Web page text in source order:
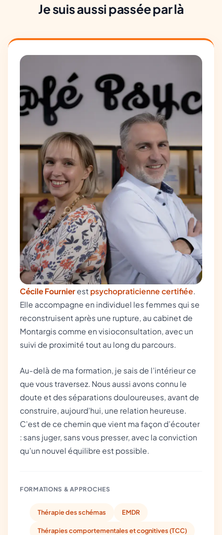
Je suis aussi passée par là
Cécile Fournier est psychopraticienne certifiée.
Elle accompagne en individuel les femmes qui se
reconstruisent après une rupture, au cabinet de
Montargis comme en visioconsultation, avec un
suivi de proximité tout au long du parcours.
Au-delà de ma formation, je sais de l’intérieur ce
que vous traversez. Nous aussi avons connu le
doute et des séparations douloureuses, avant de
construire, aujourd’hui, une relation heureuse.
C’est de ce chemin que vient ma façon d’écouter
: sans juger, sans vous presser, avec la conviction
qu’un nouvel équilibre est possible.
FORMATIONS & APPROCHES
Thérapie des schémas EMDR
Thérapies comportementales et cognitives (TCC)